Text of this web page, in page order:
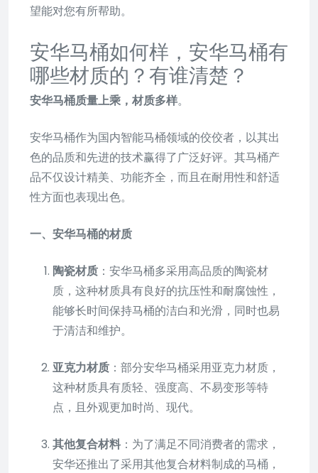
望能对您有所帮助。
安华马桶如何样，安华马桶有
哪些材质的？有谁清楚？
安华马桶质量上乘，材质多样。
安华马桶作为国内智能马桶领域的佼佼者，以其出
色的品质和先进的技术赢得了广泛好评。其马桶产
品不仅设计精美、功能齐全，而且在耐用性和舒适
性方面也表现出色。
一、安华马桶的材质
陶瓷材质 ：安华马桶多采用高品质的陶瓷材
质，这种材质具有良好的抗压性和耐腐蚀性，
能够长时间保持马桶的洁白和光滑，同时也易
于清洁和维护。
亚克力材质 ：部分安华马桶采用亚克力材质，
这种材质具有质轻、强度高、不易变形等特
点，且外观更加时尚、现代。
其他复合材料 ：为了满足不同消费者的需求，
安华还推出了采用其他复合材料制成的马桶，